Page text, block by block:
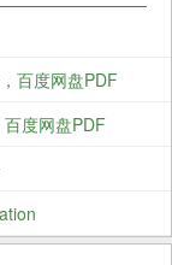
百度网盘PDF
度网盘PDF